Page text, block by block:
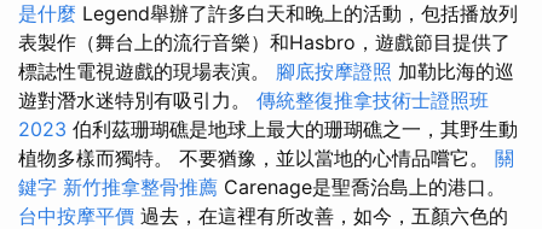
是什麼 Legend舉辦了許多白天和晚上的活動，包括播放列
表製作（舞台上的流行音樂）和Hasbro，遊戲節目提供了
標誌性電視遊戲的現場表演。 腳底按摩證照 加勒比海的巡
遊對潛水迷特別有吸引力。 傳統整復推拿技術士證照班
2023 伯利茲珊瑚礁是地球上最大的珊瑚礁之一，其野生動
植物多樣而獨特。 不要猶豫，並以當地的心情品嚐它。 關
鍵字 新竹推拿整骨推薦 Carenage是聖喬治島上的港口。
台中按摩平價 過去，在這裡有所改善，如今，五顏六色的